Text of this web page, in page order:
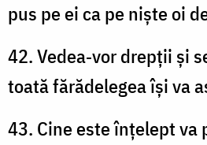
pus pe ei ca pe niște oi
42. Vedea‑vor drepții și
toată fărădelegea își va
43. Cine este înțelept va